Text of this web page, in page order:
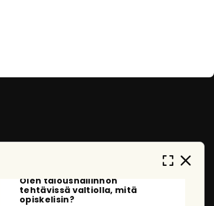
Mitä voin kysyä sinulta?
Olen taloushallinnon
tehtävissä valtiolla, mitä
opiskelisin?